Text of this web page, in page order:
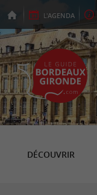
L'AGENDA
DÉCOUVRIR